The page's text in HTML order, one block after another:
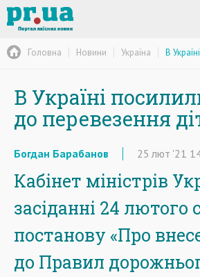
Головна Новини Україна В
В Україні
до перевезення
Богдан Барабанов 25 лют '21
Кабінет міністрів
засіданні 24 лютого
постанову «Про
до Правил